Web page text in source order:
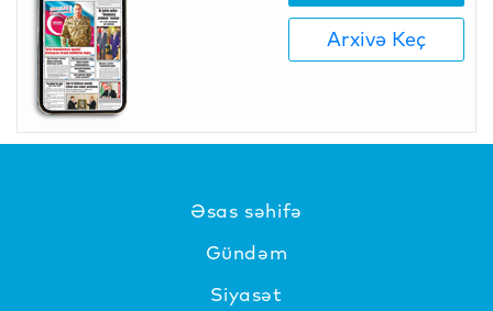
Arxivə Keç
Əsas səhifə
Gündəm
Siyasət